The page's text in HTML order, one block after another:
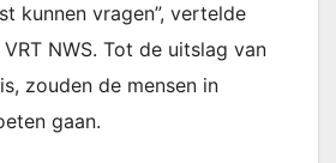
kunnen vragen”, vertelde
NWS. Tot de uitslag van
zouden de mensen in
gaan.